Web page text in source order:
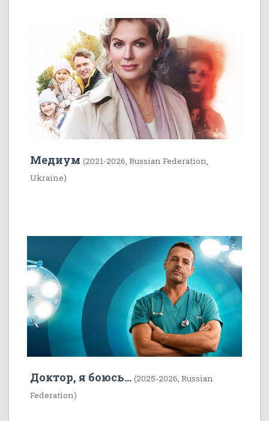
Медиум (2021-2026, Russian Federation,
Ukraine)
7 5
Доктор, я боюсь... (2025-2026, Russian
Federation)